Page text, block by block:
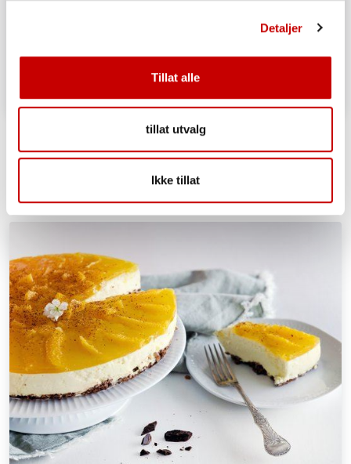
Detaljer
Tillat alle
tillat utvalg
Ikke tillat
Suksesskake
OVER 60 MIDDELS